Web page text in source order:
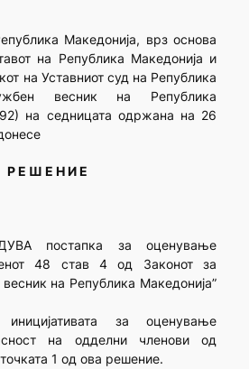
Македонија, врз основа
на Република Македонија и
на Уставниот суд на Република
весник на Република
92) на седницата одржана на 26
Р Е Ш Е Н И Е
постапка за оценување
48 став 4 од Законот за
на Република Македонија”
за оценување
на одделни членови од
1 од ова решение.